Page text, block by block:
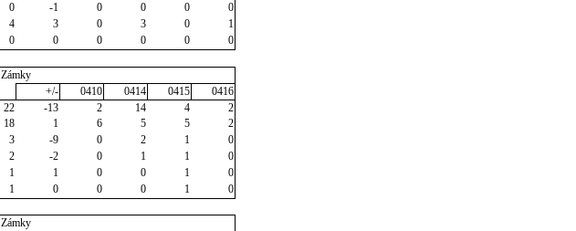
0 -1 0 0 0
0
4 3 0 3 0
1
0 0 0 0 0
0
+/-
0410 0414 0415
0416
22 -13 2 14 4
2
18 1 6 5 5
2
3 -9 0 2 1
0
2 -2 0 1 1
0
1 1 0 0 1
0
1 0 0 0 1
0